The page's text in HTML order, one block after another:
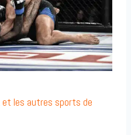
et les autres sports de